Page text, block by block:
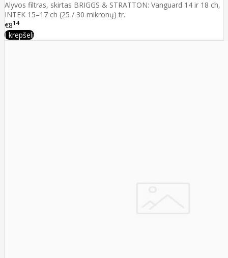
Alyvos filtras, skirtas BRIGGS & STRATTON: Vanguard 14 ir 18 ch,
INTEK 15–17 ch (25 / 30 mikronų) tr..
€814
Į krepšelį